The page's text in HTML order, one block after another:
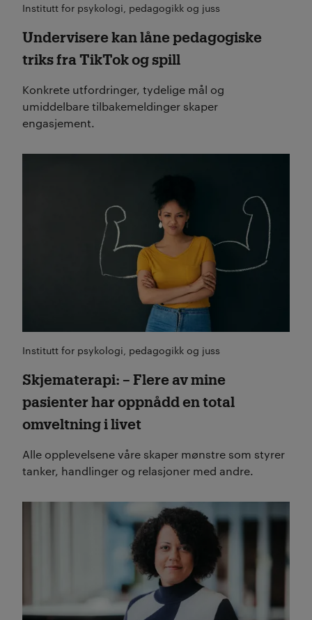
Institutt for psykologi, pedagogikk og juss
Undervisere kan låne pedagogiske
triks fra TikTok og spill
Konkrete utfordringer, tydelige mål og
umiddelbare tilbakemeldinger skaper
engasjement.
Institutt for psykologi, pedagogikk og juss
Skjematerapi: – Flere av mine
pasienter har oppnådd en total
omveltning i livet
Alle opplevelsene våre skaper mønstre som styrer
tanker, handlinger og relasjoner med andre.